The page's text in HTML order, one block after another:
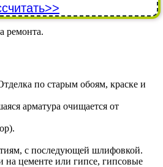
ремонта.
по старым обоям, краске и
арматура очищается от
с последующей шлифовкой.
цементе или гипсе, гипсовые